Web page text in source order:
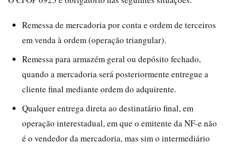
Remessa de mercadoria por conta e ordem de terceiros
em venda à ordem (operação triangular).
Remessa para armazém geral ou depósito fechado,
quando a mercadoria será posteriormente entregue a
cliente final mediante ordem do adquirente.
Qualquer entrega direta ao destinatário final, em
operação interestadual, em que o emitente da NF-e não
é o vendedor da mercadoria, mas sim o intermediário